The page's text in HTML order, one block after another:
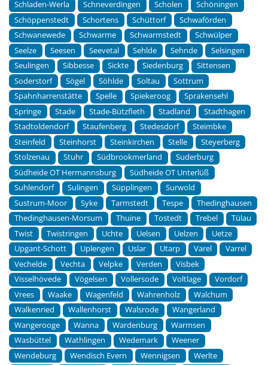
Schladen-Werla
Schneverdingen Scholen
Schöningen
Schöppenstedt
Schortens Schüttorf
Schwaförden
Schwanewede
Schwarme Schwarmstedt
Schwülper
Seelze
Seesen Seevetal Sehlde Sehnde
Selsingen
Seulingen
Sibbesse Sickte Siedenburg
Sittensen
Soderstorf
Sögel Söhlde Soltau
Sottrum
Spahnharrenstätte
Spelle Spiekeroog
Sprakensehl
Springe
Stade Stade-Bützfleth Stadland
Stadthagen
Stadtoldendorf
Staufenberg Stedesdorf
Steimbke
Steinfeld
Steinhorst Steinkirchen Stelle
Steyerberg
Stolzenau
Stuhr Südbrookmerland
Suderburg
Südheide OT Hermannsburg
Südheide OT Unterlüß
Suhlendorf
Sulingen Süpplingen
Surwold
Sustrum-Moor
Syke Tarmstedt Tespe
Thedinghausen
Thedinghausen-Morsum
Thuine Tostedt Trebel
Tülau
Twist
Twistringen Uchte Uelsen Uelzen
Uetze
Upgant-Schott
Uplengen Uslar Utarp Varel
Varrel
Vechelde
Vechta Velpke Verden
Visbek
Visselhövede
Vögelsen Vollersode Voltlage
Vordorf
Vrees
Waake Wagenfeld Wahrenholz
Walchum
Walkenried
Wallenhorst Walsrode
Wangerland
Wangerooge
Wanna Wardenburg
Warmsen
Wasbüttel
Wathlingen Wedemark
Weener
Wendeburg
Wendisch Evern Wennigsen
Werlte